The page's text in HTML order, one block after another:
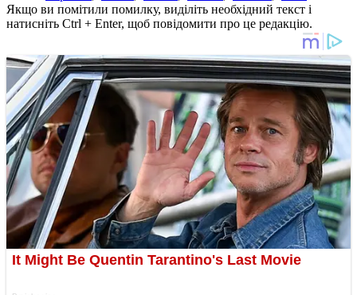
Якщо ви помітили помилку, виділіть необхідний текст і
натисніть Ctrl + Enter, щоб повідомити про це редакцію.